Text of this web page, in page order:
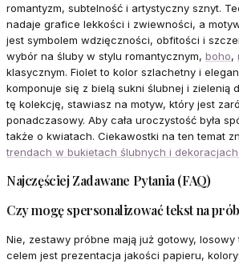
romantyzm, subtelność i artystyczny sznyt.
nadaje grafice lekkości i zwiewności, a
jest symbolem wdzięczności, obfitości i
wybór na śluby w stylu romantycznym, boho,
klasycznym. Fiolet to kolor szlachetny i
komponuje się z bielą sukni ślubnej i zielenią
tę kolekcję, stawiasz na motyw, który jest
ponadczasowy. Aby cała uroczystość była
także o kwiatach. Ciekawostki na ten temat
trendach w bukietach ślubnych i
Najczęściej Zadawane Pytania (FAQ)
Czy mogę spersonalizować tekst na
Nie, zestawy próbne mają już gotowy, losowy
celem jest prezentacja jakości papieru,